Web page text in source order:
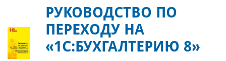
РУКОВОДСТВО ПО
ПЕРЕХОДУ НА
«1С:БУХГАЛТЕРИЮ 8»